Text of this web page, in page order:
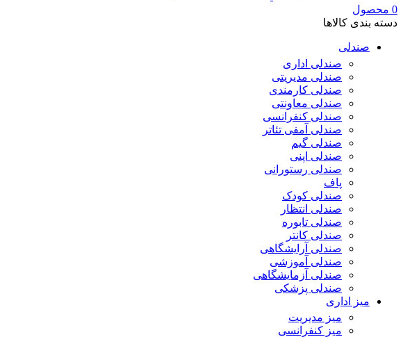
0 محصول
دسته بندی کالاها
صندلی
صندلی اداری
صندلی مدیریتی
صندلی کارمندی
صندلی معاونتی
صندلی کنفرانسی
صندلی آمفی تئاتر
صندلی گیم
صندلی اپنی
صندلی رستورانی
پاف
صندلی کودک
صندلی انتظار
صندلی تابوره
صندلی کانتر
صندلی آرایشگاهی
صندلی آموزشی
صندلی آزمایشگاهی
صندلی پزشکی
میز اداری
میز مدیریت
میز کنفرانسی